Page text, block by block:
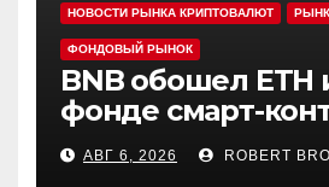
НОВОСТИ РЫНКА КРИПТОВАЛЮТ
ФОНДОВЫЙ РЫНОК
BNB обошел ETH
фонде смарт-
Grayscale
АВГ 6, 2026 ROBERT